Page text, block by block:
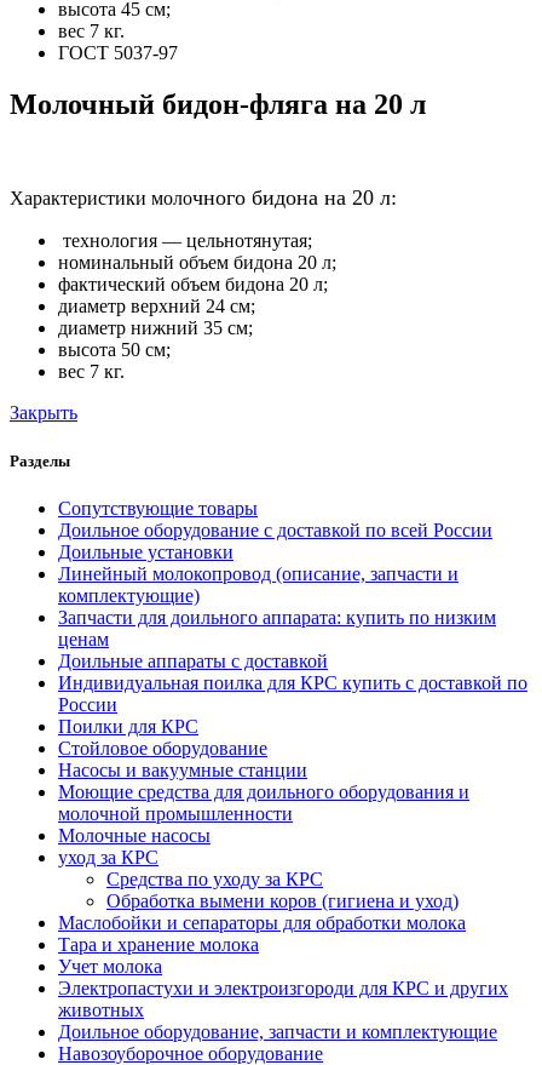
высота 45 см;
вес 7 кг.
ГОСТ 5037-97
Молочный бидон-фляга на 20 л
Характеристики молочного бидона на 20 л:
технология — цельнотянутая;
номинальный объем бидона 20 л;
фактический объем бидона 20 л;
диаметр верхний 24 см;
диаметр нижний 35 см;
высота 50 см;
вес 7 кг.
Закрыть
Разделы
Сопутствующие товары
Доильное оборудование с доставкой по всей России
Доильные установки
Линейный молокопровод (описание, запчасти и
комплектующие)
Запчасти для доильного аппарата: купить по низким
ценам
Доильные аппараты с доставкой
Индивидуальная поилка для КРС купить с доставкой по
России
Поилки для КРС
Стойловое оборудование
Насосы и вакуумные станции
Моющие средства для доильного оборудования и
молочной промышленности
Молочные насосы
уход за КРС
Средства по уходу за КРС
Обработка вымени коров (гигиена и уход)
Маслобойки и сепараторы для обработки молока
Тара и хранение молока
Учет молока
Электропастухи и электроизгороди для КРС и других
животных
Доильное оборудование, запчасти и комплектующие
Навозоуборочное оборудование